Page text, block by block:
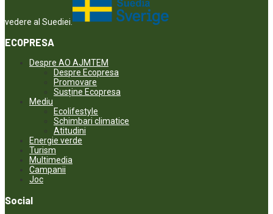
vedere al Suediei.
ECOPRESA
Despre AO AJMTEM
Despre Ecopresa
Promovare
Susține Ecopresa
Mediu
Ecolifestyle
Schimbari climatice
Atitudini
Energie verde
Turism
Multimedia
Campanii
Joc
Social